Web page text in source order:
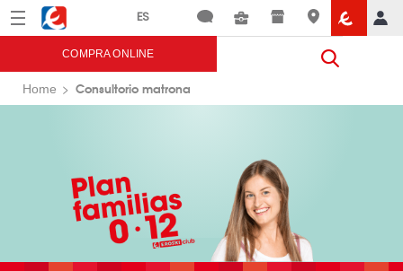
Menú Eroski
COMPRA ONLINE
Home Consultorio matrona